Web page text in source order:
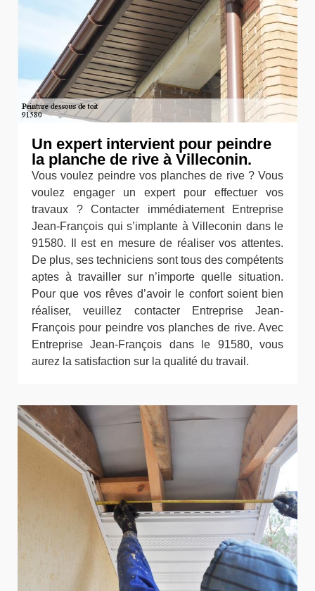
Un expert intervient pour peindre
la planche de rive à Villeconin.
Vous voulez peindre vos planches de rive ? Vous
voulez engager un expert pour effectuer vos
travaux ? Contacter immédiatement Entreprise
Jean-François qui s’implante à Villeconin dans le
91580. Il est en mesure de réaliser vos attentes.
De plus, ses techniciens sont tous des compétents
aptes à travailler sur n’importe quelle situation.
Pour que vos rêves d’avoir le confort soient bien
réaliser, veuillez contacter Entreprise Jean-
François pour peindre vos planches de rive. Avec
Entreprise Jean-François dans le 91580, vous
aurez la satisfaction sur la qualité du travail.